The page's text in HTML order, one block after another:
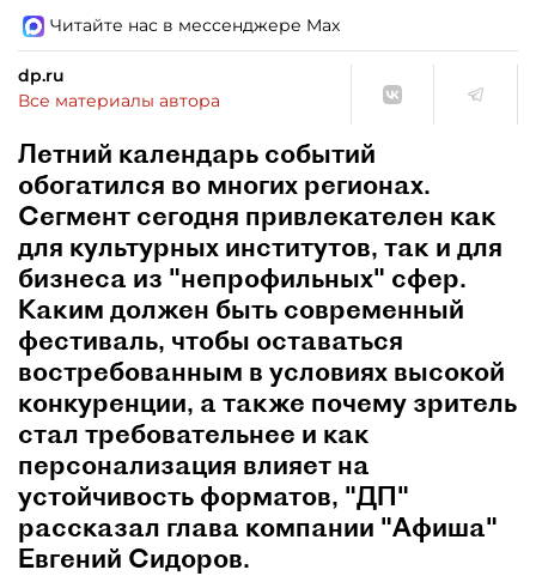
Читайте нас в мессенджере Max
dp.ru
Все материалы автора
Летний календарь событий
обогатился во многих регионах.
Сегмент сегодня привлекателен как
для культурных институтов, так и для
бизнеса из "непрофильных" сфер.
Каким должен быть современный
фестиваль, чтобы оставаться
востребованным в условиях высокой
конкуренции, а также почему зритель
стал требовательнее и как
персонализация влияет на
устойчивость форматов, "ДП"
рассказал глава компании "Афиша"
Евгений Сидоров.